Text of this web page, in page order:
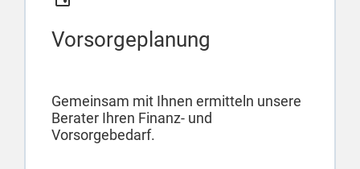
Vorsorgeplanung
Gemeinsam mit Ihnen ermitteln unsere
Berater Ihren Finanz- und
Vorsorgebedarf.